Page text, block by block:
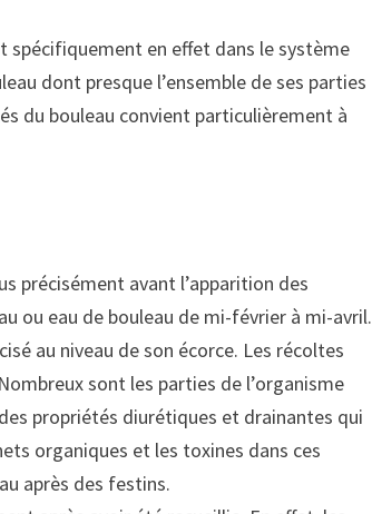
spécifiquement en effet dans le système
dont presque l’ensemble de ses parties
du bouleau convient particulièrement à
précisément avant l’apparition des
ou eau de bouleau de mi-février à mi-avril.
au niveau de son écorce. Les récoltes
sont les parties de l’organisme
propriétés diurétiques et drainantes qui
organiques et les toxines dans ces
après des festins.